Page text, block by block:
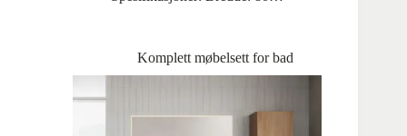
Komplett møbelsett for bad